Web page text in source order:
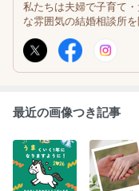
私たちは夫婦で子育て
な雰囲気の結婚相談所
たこれからお考えの方
おります。
最近の画像つき記事